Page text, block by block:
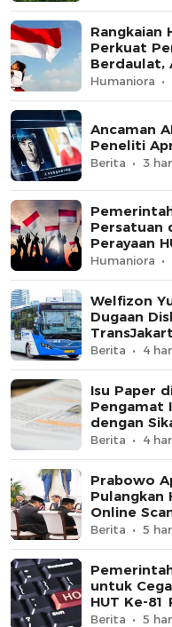
Rangkaian
Perkuat
Berdaulat,
Humaniora
Ancaman
Peneliti
Berita 3
Persatuan
Perayaan
Humaniora
Welfizon
Dugaan
Berita 4
Isu Paper
Pengamat
dengan
Berita 4
Prabowo
Pulangkan
Online
Berita 5
untuk
HUT Ke-81
Berita 5